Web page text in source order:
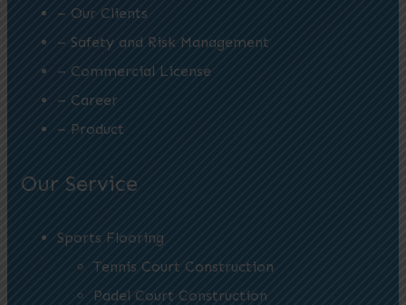
– Our Clients
– Safety and Risk Management
– Commercial License
– Career
– Product
Our Service
Sports Flooring
Tennis Court Construction
Padel Court Construction